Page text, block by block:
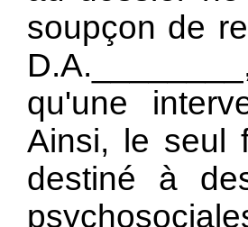
soupçon de
qu'une
Ainsi, le seul
destiné à